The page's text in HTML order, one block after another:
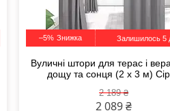
–5% Залишилось 5
Вуличні штори для терас і
дощу та сонця (2 х 3 м)
2 189 ₴
2 089 ₴